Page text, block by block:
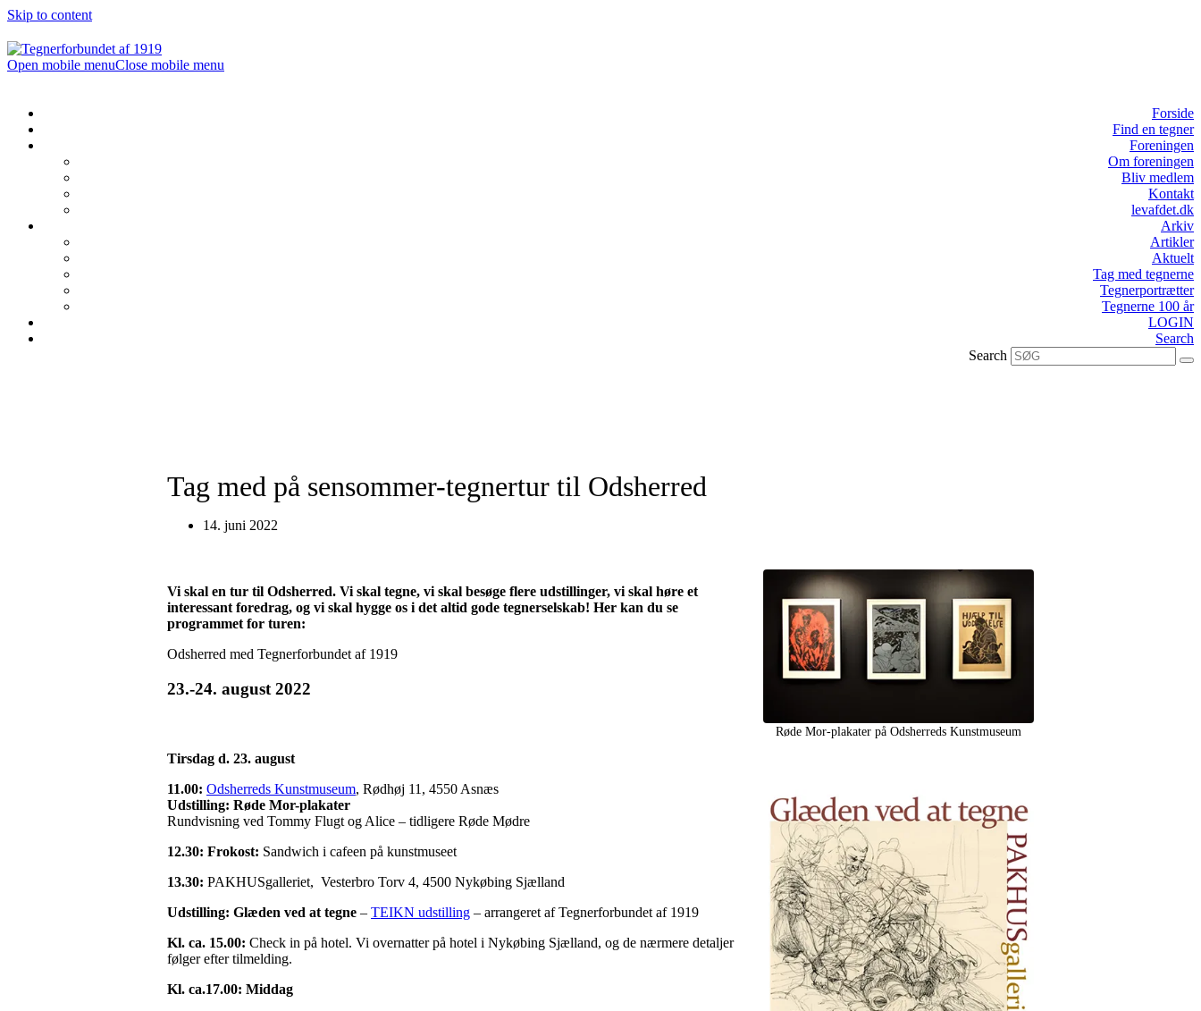
Skip to content
Open mobile menuClose mobile menu
Forside
Find en tegner
Foreningen
Om foreningen
Bliv medlem
Kontakt
levafdet.dk
Arkiv
Artikler
Aktuelt
Tag med tegnerne
Tegnerportrætter
Tegnerne 100 år
LOGIN
Search
Search
Tag med på sensommer-tegnertur til Odsherred
14. juni 2022
Vi skal en tur til Odsherred. Vi skal tegne, vi skal besøge flere udstillinger, vi skal høre et
interessant foredrag, og vi skal hygge os i det altid gode tegnerselskab! Her kan du se
programmet for turen:
Odsherred med Tegnerforbundet af 1919
23.-24. august 2022
Tirsdag d. 23. august
11.00: Odsherreds Kunstmuseum, Rødhøj 11, 4550 Asnæs
Udstilling: Røde Mor-plakater
Rundvisning ved Tommy Flugt og Alice – tidligere Røde Mødre
12.30: Frokost: Sandwich i cafeen på kunstmuseet
13.30: PAKHUSgalleriet, Vesterbro Torv 4, 4500 Nykøbing Sjælland
Udstilling: Glæden ved at tegne – TEIKN udstilling – arrangeret af Tegnerforbundet af 1919
Kl. ca. 15.00: Check in på hotel. Vi overnatter på hotel i Nykøbing Sjælland, og de nærmere detaljer
følger efter tilmelding.
Kl. ca.17.00: Middag
Røde Mor-plakater på Odsherreds Kunstmuseum